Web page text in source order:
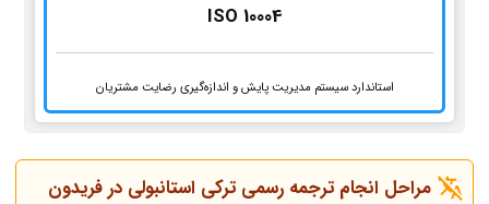
ISO 10004
استاندارد سیستم مدیریت پایش و اندازه‌گیری رضایت مشتریان
مراحل انجام ترجمه رسمی ترکی استانبولی در فریدون